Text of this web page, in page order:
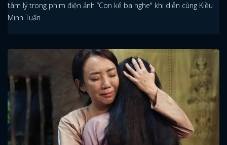
tâm lý trong phim điện ảnh “Con kể ba nghe" khi diễn cùng Kiều
Minh Tuấn.